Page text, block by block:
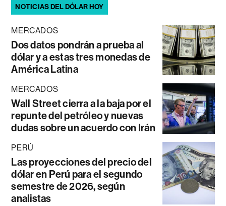
NOTICIAS DEL DÓLAR HOY
MERCADOS
Dos datos pondrán a prueba al
dólar y a estas tres monedas de
América Latina
MERCADOS
Wall Street cierra a la baja por el
repunte del petróleo y nuevas
dudas sobre un acuerdo con Irán
PERÚ
Las proyecciones del precio del
dólar en Perú para el segundo
semestre de 2026, según
analistas